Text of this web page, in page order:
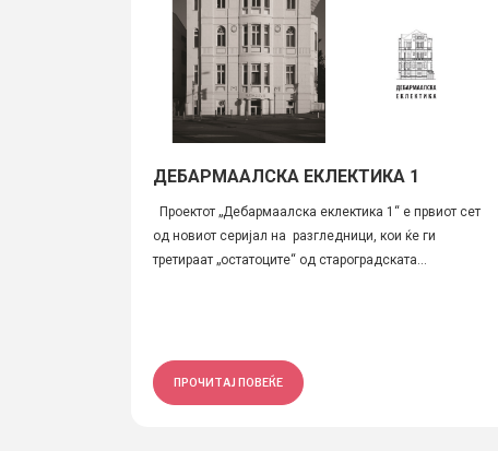
ДЕБАРМААЛСКА ЕКЛЕКТИКА 1
Проектот „Дебармаалска еклектика 1“ е првиот сет
од новиот серијал на разгледници, кои ќе ги
третираат „остатоците“ од староградската...
ПРОЧИТАЈ ПОВЕЌЕ